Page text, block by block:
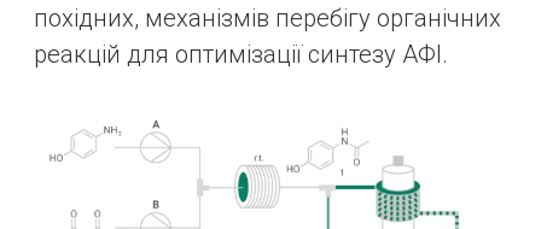
похідних, механізмів перебігу органічних
реакцій для оптимізації синтезу АФІ.